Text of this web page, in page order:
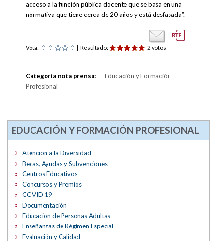
acceso a la función pública docente que se basa en una
normativa que tiene cerca de 20 años y está desfasada”.
Vota: | Resultado: 2 votos
Categoría nota prensa:
Educación y Formación
Profesional
EDUCACIÓN Y FORMACIÓN PROFESIONAL
Atención a la Diversidad
Becas, Ayudas y Subvenciones
Centros Educativos
Concursos y Premios
COVID 19
Documentación
Educación de Personas Adultas
Enseñanzas de Régimen Especial
Evaluación y Calidad